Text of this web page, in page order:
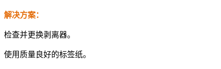
解决方案：
检查并更换剥离器。
使用质量良好的标签纸。